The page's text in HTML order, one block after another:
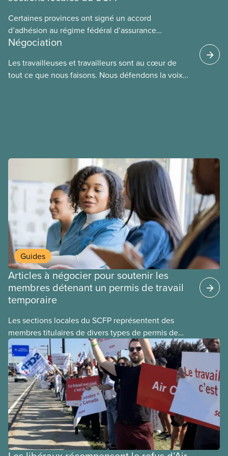
Certaines provinces ont signé un accord
d’adhésion au régime fédéral d’assurance
médicaments. Les sections locales du SCFP dans
régime pourrait avoir sur leurs avantages
sociaux actuels.
Négociation
Les travailleuses et travailleurs sont au cœur de
tout ce que nous faisons. Nous défendons la voix
Guides
Articles à négocier pour soutenir les
membres détenant un permis de travail
temporaire
Les sections locales du SCFP représentent des
membres titulaires de divers types de permis de
travail temporaires, incluant les permis pour
travailleuses et travailleurs étrangers temporaires,
les permis d’études et les permis de
travail postdiplôme.